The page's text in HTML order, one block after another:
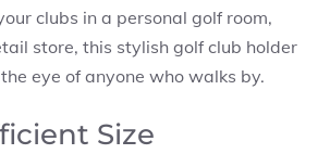
clubs in a personal golf room,
store, this stylish golf club holder
eye of anyone who walks by.
Size